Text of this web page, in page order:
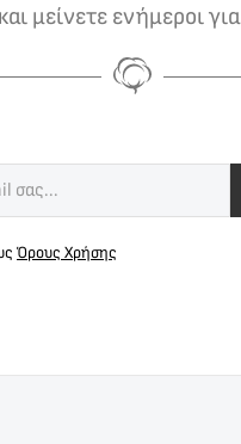
μείνετε ενήμεροι
Όρους Χρήσης